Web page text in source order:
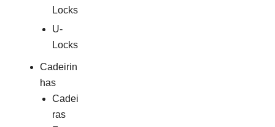
Locks
U-
Locks
Cadeirin
has
Cadei
ras